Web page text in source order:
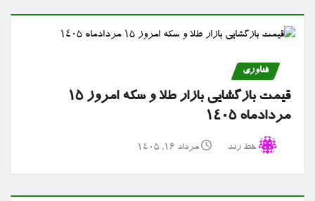
فناوری
قیمت بازگشایی بازار طلا و سکه امروز ۱۵
مردادماه ۱۴۰۵
خط رند مرداد ۱۶, ۱۴۰۵